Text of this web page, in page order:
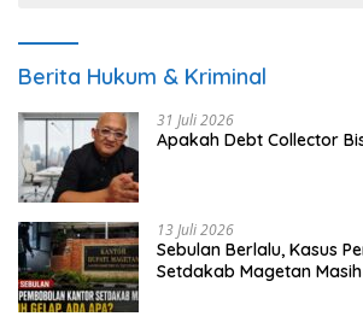
Berita Hukum & Kriminal
31 Juli 2026
Apakah Debt Collector
13 Juli 2026
Sebulan Berlalu, Kasus
Setdakab Magetan